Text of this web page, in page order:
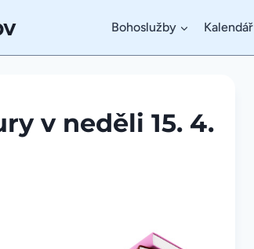
Bohoslužby Kalendář
v neděli 15. 4.